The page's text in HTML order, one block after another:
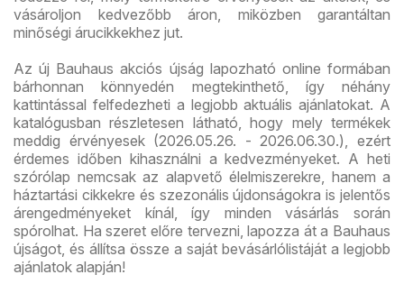
vásároljon kedvezőbb áron, miközben garantáltan
minőségi árucikkekhez jut.
Az új Bauhaus akciós újság lapozható online formában
bárhonnan könnyedén megtekinthető, így néhány
kattintással felfedezheti a legjobb aktuális ajánlatokat. A
katalógusban részletesen látható, hogy mely termékek
meddig érvényesek (2026.05.26. - 2026.06.30.), ezért
érdemes időben kihasználni a kedvezményeket. A heti
szórólap nemcsak az alapvető élelmiszerekre, hanem a
háztartási cikkekre és szezonális újdonságokra is jelentős
árengedményeket kínál, így minden vásárlás során
spórolhat. Ha szeret előre tervezni, lapozza át a Bauhaus
újságot, és állítsa össze a saját bevásárlólistáját a legjobb
ajánlatok alapján!